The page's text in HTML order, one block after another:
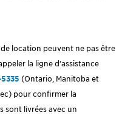
location peuvent ne pas être
la ligne d’assistance
(Ontario, Manitoba et
pour confirmer la
sont livrées avec un